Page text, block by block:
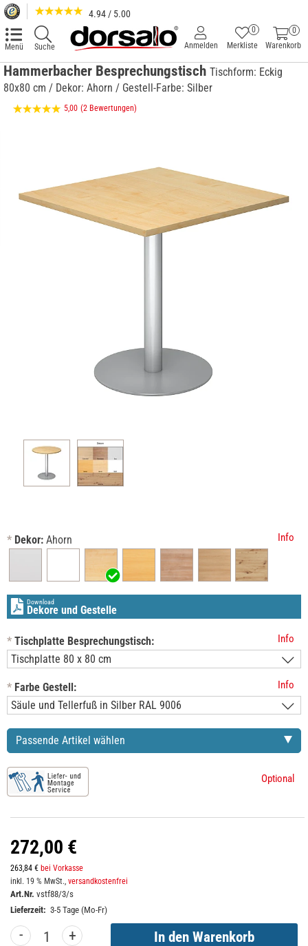
4.94 / 5.00
Menü Suche
0
Warenkorb
Merkliste
0
Anmelden
Hammerbacher Besprechungstisch Tischform: Eckig
80x80 cm / Dekor: Ahorn / Gestell-Farbe: Silber
5,00 (2 Bewertungen)
* Dekor: Ahorn Info
Download
Dekore und Gestelle
* Tischplatte Besprechungstisch: Info
* Farbe Gestell: Info
Passende Artikel wählen
Optional
272,00 €
263,84 € bei Vorkasse
inkl. 19 % MwSt., versandkostenfrei
Art.Nr. vstf88/3/s
Lieferzeit: 3-5 Tage (Mo-Fr)
- +